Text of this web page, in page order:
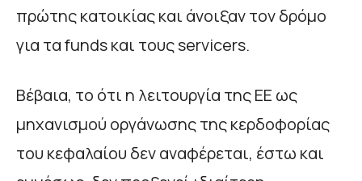
πρώτης κατοικίας και άνοιξαν τον δρόμο
για τα funds και τους servicers.
Βέβαια, το ότι η λειτουργία της ΕΕ ως
μηχανισμού οργάνωσης της κερδοφορίας
του κεφαλαίου δεν αναφέρεται, έστω και